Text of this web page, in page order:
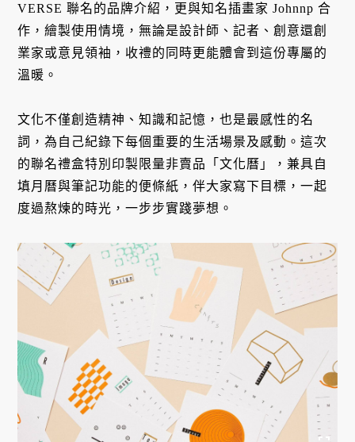
VERSE 聯名的品牌介紹，更與知名插畫家 Johnnp 合
作，繪製使用情境，無論是設計師、記者、創意還創
業家或意見領袖，收禮的同時更能體會到這份專屬的
溫暖。
文化不僅創造精神、知識和記憶，也是最感性的名
詞，為自己紀錄下每個重要的生活場景及感動。這次
的聯名禮盒特別印製限量非賣品「文化曆」，兼具自
填月曆與筆記功能的便條紙，伴大家寫下目標，一起
度過熬煉的時光，一步步實踐夢想。